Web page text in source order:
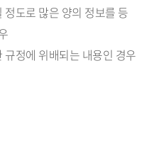
도로 많은 양의 정보를 등
정에 위배되는 내용인 경우